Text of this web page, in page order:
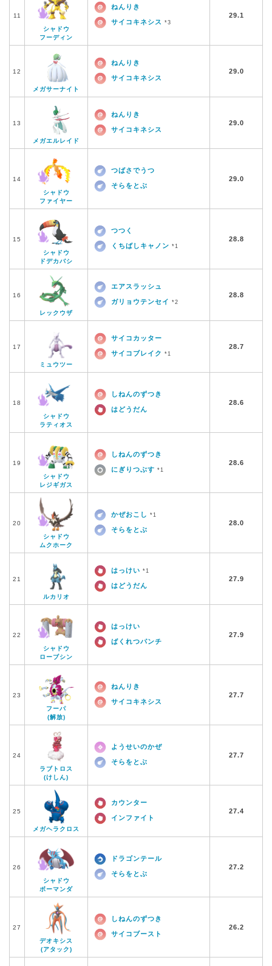
11
シャドウ
フーディン
ねんりき
サイコキネシス *3
29.1
12
メガサーナイト
ねんりき
サイコキネシス
29.0
13
メガエルレイド
ねんりき
サイコキネシス
29.0
14
シャドウ
ファイヤー
つばさでうつ
そらをとぶ
29.0
15
シャドウ
ドデカバシ
つつく
くちばしキャノン *1
28.8
16
レックウザ
エアスラッシュ
ガリョウテンセイ *2
28.8
17
ミュウツー
サイコカッター
サイコブレイク *1
28.7
18
シャドウ
ラティオス
しねんのずつき
はどうだん
28.6
19
シャドウ
レジギガス
しねんのずつき
にぎりつぶす *1
28.6
20
シャドウ
ムクホーク
かぜおこし *1
そらをとぶ
28.0
21
ルカリオ
はっけい *1
はどうだん
27.9
22
シャドウ
ローブシン
はっけい
ばくれつパンチ
27.9
23
フーパ
(解放)
ねんりき
サイコキネシス
27.7
24
ラブトロス
(けしん)
ようせいのかぜ
そらをとぶ
27.7
25
メガヘラクロス
カウンター
インファイト
27.4
26
シャドウ
ボーマンダ
ドラゴンテール
そらをとぶ
27.2
27
デオキシス
(アタック)
しねんのずつき
サイコブースト
26.2